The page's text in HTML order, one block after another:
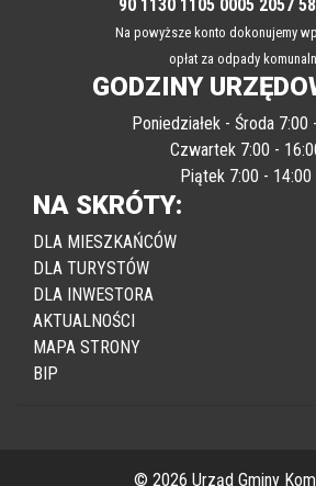
Na powyższe konto dokonujemy
opłat za odpady komunalne
GODZINY
Piątek 7:00 - 14:00
NA SKRÓTY:
DLA MIESZKAŃCÓW
DLA INWESTORA